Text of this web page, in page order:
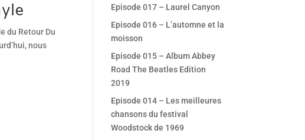
du Retour Du
nous
Episode 017 – Laurel Canyon
Episode 016 – L’automne et la
moisson
Episode 015 – Album Abbey
Road The Beatles Edition
2019
Episode 014 – Les meilleures
chansons du festival
Woodstock de 1969